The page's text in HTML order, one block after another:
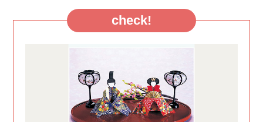
check!